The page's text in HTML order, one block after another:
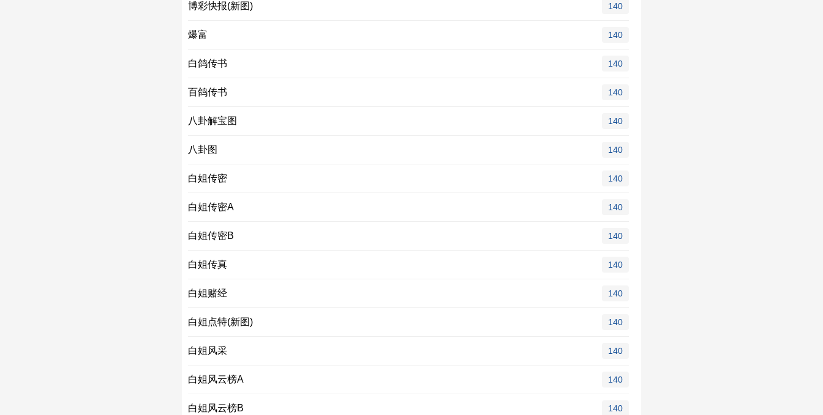
博彩快报(新图) 140
爆富 140
白鸽传书 140
百鸽传书 140
八卦解宝图 140
八卦图 140
白姐传密 140
白姐传密A 140
白姐传密B 140
白姐传真 140
白姐赌经 140
白姐点特(新图) 140
白姐风采 140
白姐风云榜A 140
白姐风云榜B 140